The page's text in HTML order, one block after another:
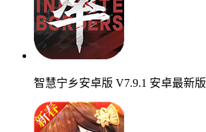
智慧宁乡安卓版 V7.9.1 安卓最新版